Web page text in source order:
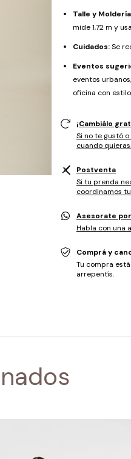
Talle y
mide 1,72 m y
Cuidados:Se
Eventos
eventos
oficina con
¡Cambiálo
Si no te gustó
cuando quieras.
Postventa
Si tu prenda
coordinamos
Asesorate
Habla con una
Comprá y
Tu compra
arrepentís.